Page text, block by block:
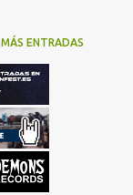
MÁS ENTRADAS